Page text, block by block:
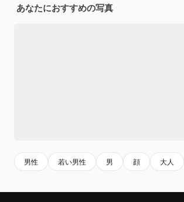
あなたにおすすめの写真
男性 若い男性 男 顔 大人